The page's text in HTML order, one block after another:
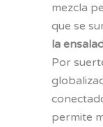
mezcla
que se
la
Por
permite